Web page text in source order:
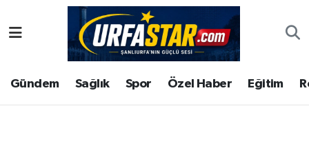
Gündem Sağlık Spor Özel Haber Eğitim
ASAYİS
ÇEVRE
Şanlıurfa Nöbetçi Eczaneler
Şanlıurfa Hava Durumu